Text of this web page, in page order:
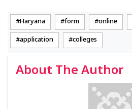
Haryana form online
application colleges
About The Author